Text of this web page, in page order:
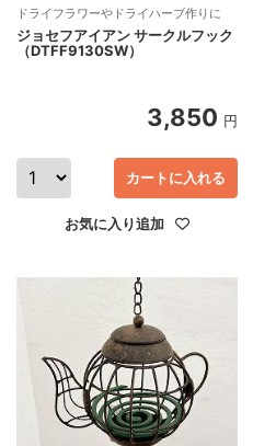
ドライフラワーやドライハーブ作りに
ジョセフアイアン サークルフック
（DTFF9130SW）
3,850 円
カートに入れる
お気に入り追加